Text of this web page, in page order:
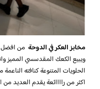
مخابز العكر في الدوحة من افضل
ويبيع الكعك المقدسسي المميز
الحلويات المتنوعة كنافته
اكثر من راااائعة يقدم العديد من